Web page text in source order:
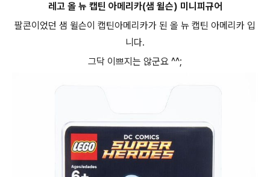
레고 올 뉴 캡틴 아메리카(샘 윌슨) 미니피규어
팔콘이었던 샘 윌슨이 캡틴아메리카가 된 올 뉴 캡틴 아메리카 입
니다.
그닥 이쁘지는 않군요 ^^;